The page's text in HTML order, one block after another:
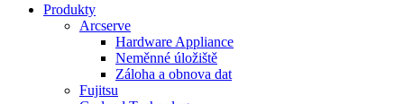
Produkty
Arcserve
Hardware Appliance
Neměnné úložiště
Záloha a obnova dat
Fujitsu